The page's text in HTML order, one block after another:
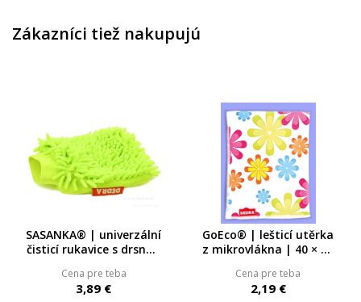
Zákazníci tiež nakupujú
SASANKA® | univerzální
čisticí rukavice s drsnou
23 × 20 cm
Cena pre teba
3,89 €
GoEco® | lešticí utěrka
z mikrovlákna | 40 × 30
Cena pre teba
2,19 €